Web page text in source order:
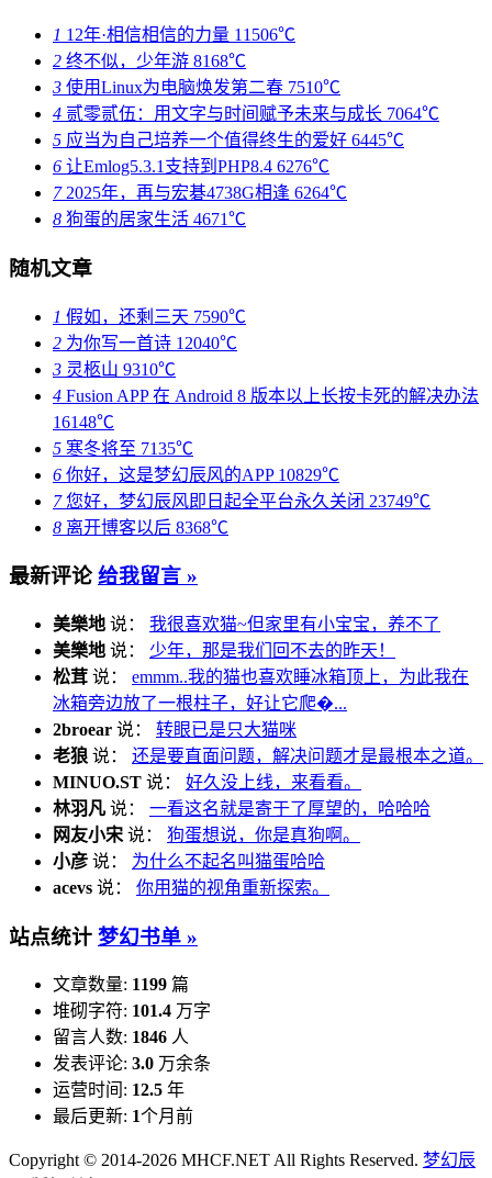
1 12年·相信相信的力量 11506℃
2 终不似，少年游 8168℃
3 使用Linux为电脑焕发第二春 7510℃
4 贰零贰伍：用文字与时间赋予未来与成长 7064℃
5 应当为自己培养一个值得终生的爱好 6445℃
6 让Emlog5.3.1支持到PHP8.4 6276℃
72025年，再与宏碁4738G相逢 6264℃
8 狗蛋的居家生活 4671℃
随机文章
1 假如，还剩三天 7590℃
2 为你写一首诗 12040℃
3 灵柩山 9310℃
4 Fusion APP 在 Android 8 版本以上长按卡死的解决办法
16148℃
5 寒冬将至 7135℃
6 你好，这是梦幻辰风的APP 10829℃
7您好，梦幻辰风即日起全平台永久关闭 23749℃
8 离开博客以后 8368℃
最新评论 给我留言 »
美樂地 说： 我很喜欢猫~但家里有小宝宝，养不了
美樂地 说： 少年，那是我们回不去的昨天！
松茸 说： emmm..我的猫也喜欢睡冰箱顶上，为此我在
冰箱旁边放了一根柱子，好让它爬�...
2broear 说： 转眼已是只大猫咪
老狼 说： 还是要直面问题，解决问题才是最根本之道。
MINUO.ST 说： 好久没上线，来看看。
林羽凡 说： 一看这名就是寄于了厚望的，哈哈哈
网友小宋 说： 狗蛋想说，你是真狗啊。
小彦 说： 为什么不起名叫猫蛋哈哈
acevs 说： 你用猫的视角重新探索。
站点统计 梦幻书单 »
文章数量: 1199 篇
堆砌字符: 101.4 万字
留言人数: 1846 人
发表评论: 3.0 万余条
运营时间: 12.5 年
最后更新: 1个月前
Copyright © 2014-2026 MHCF.NET All Rights Reserved. 梦幻辰